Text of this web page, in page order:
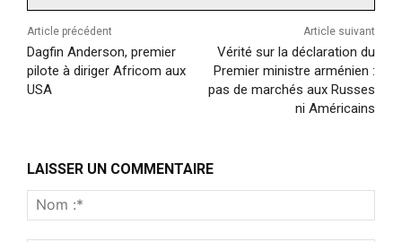
Article précédent
Dagfin Anderson, premier
pilote à diriger Africom aux
USA
Article suivant
Vérité sur la déclaration du
Premier ministre arménien :
pas de marchés aux Russes
ni Américains
LAISSER UN COMMENTAIRE
:*